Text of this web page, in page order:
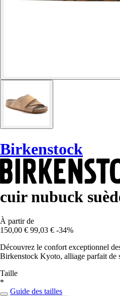
Birkenstock
cuir nubuck
À partir de
150,00 € 99,03 € -34%
Découvrez le confort exceptionnel
Birkenstock Kyoto, alliage parfait de
Taille
*
Guide des tailles